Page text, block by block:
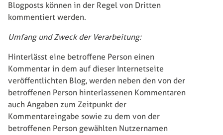
Blogposts können in der Regel von Dritten
kommentiert werden.
Umfang und Zweck der Verarbeitung:
Hinterlässt eine betroffene Person einen
Kommentar in dem auf dieser Internetseite
veröffentlichten Blog, werden neben den von der
betroffenen Person hinterlassenen Kommentaren
auch Angaben zum Zeitpunkt der
Kommentareingabe sowie zu dem von der
betroffenen Person gewählten Nutzernamen